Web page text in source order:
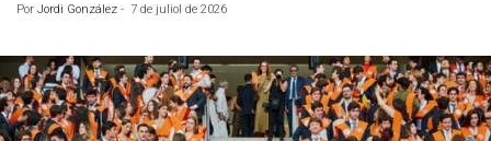
Por Jordi González - 7 de juliol de 2026